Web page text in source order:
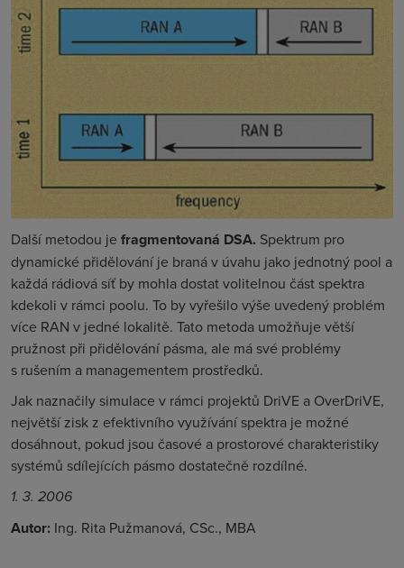
Další metodou je fragmentovaná DSA. Spektrum pro
dynamické přidělování je braná v úvahu jako jednotný pool a
každá rádiová síť by mohla dostat volitelnou část spektra
kdekoli v rámci poolu. To by vyřešilo výše uvedený problém
více RAN v jedné lokalitě. Tato metoda umožňuje větší
pružnost při přidělování pásma, ale má své problémy
s rušením a managementem prostředků.
Jak naznačily simulace v rámci projektů DriVE a OverDriVE,
největší zisk z efektivního využívání spektra je možné
dosáhnout, pokud jsou časové a prostorové charakteristiky
systémů sdílejících pásmo dostatečně rozdílné.
1. 3. 2006
Autor: Ing. Rita Pužmanová, CSc., MBA